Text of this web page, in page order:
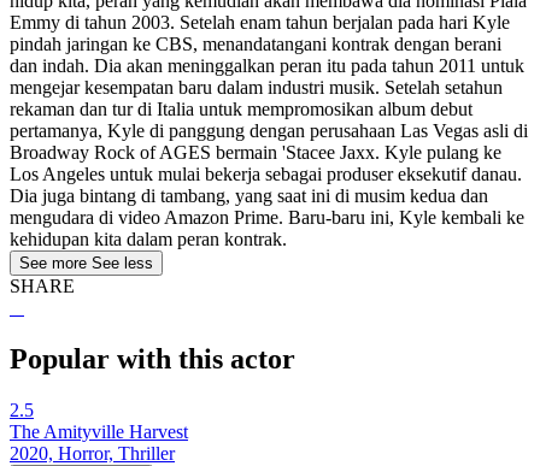
Emmy di tahun 2003. Setelah enam tahun berjalan pada hari Kyle
pindah jaringan ke CBS, menandatangani kontrak dengan berani
dan indah. Dia akan meninggalkan peran itu pada tahun 2011 untuk
mengejar kesempatan baru dalam industri musik. Setelah setahun
rekaman dan tur di Italia untuk mempromosikan album debut
pertamanya, Kyle di panggung dengan perusahaan Las Vegas asli di
Broadway Rock of AGES bermain 'Stacee Jaxx. Kyle pulang ke
Los Angeles untuk mulai bekerja sebagai produser eksekutif danau.
Dia juga bintang di tambang, yang saat ini di musim kedua dan
mengudara di video Amazon Prime. Baru-baru ini, Kyle kembali ke
kehidupan kita dalam peran kontrak.
See more See less
SHARE
Popular with this actor
2.5
The Amityville Harvest
2020, Horror, Thriller